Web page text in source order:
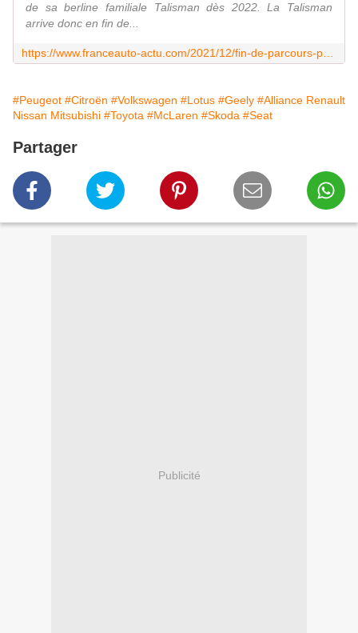
de sa berline familiale Talisman dès 2022. La Talisman
arrive donc en fin de...
#Peugeot #Citroën #Volkswagen #Lotus #Geely #Alliance Renault
Nissan Mitsubishi #Toyota #McLaren #Skoda #Seat
Partager
Publicité